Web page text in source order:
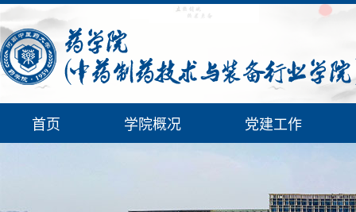
首页 学院概况 党建工作